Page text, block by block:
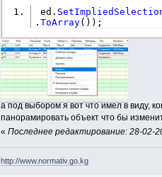
''
in current window
dHeight = dWidth /
''
If
End If
ed.
.ToArray( ) ) ;
а под выбором я вот что имел в виду,
панорамировать объект что бы
« Последнее редактирование: 28-02-
http://www.normativ.go.kg